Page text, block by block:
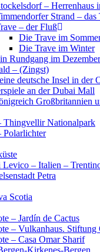
– Herrenhaus
Strand – das
– der Fluß
Die Trave im
Die Trave im Winter
Rundgang im Dezember
– (Zingst)
deutsche Insel in der
an der Dubai Mall
Großbritannien
Thingvellir Nationalpark
Polarlichter
Levico – Italien –
Petra
Scotia
– Jardín de Cactus
– Vulkanhaus. Stiftung
– Casa Omar Sharif
Kirkenes-Bergen